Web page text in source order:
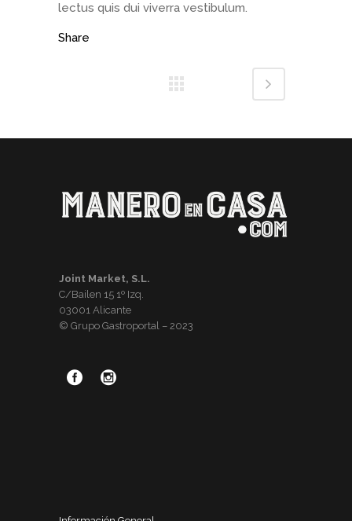
lectus quis dui viverra vestibulum.
Share
Joint Market, S.L.
C/Bailen 15 1º Izq.
03001 Alicante
© Grupo Gastroportal – 2023